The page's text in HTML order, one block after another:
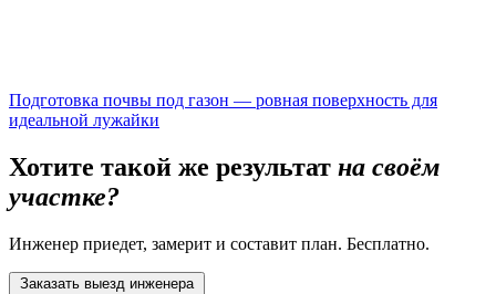
Подготовка почвы под газон — ровная поверхность для
идеальной лужайки
Хотите такой же результат на своём
участке?
Инженер приедет, замерит и составит план. Бесплатно.
Заказать выезд инженера